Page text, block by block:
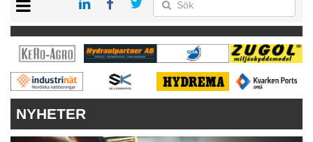
KONTAKT
VÅRA ANDRA MAGASIN
PRENUMERERA
ANNONSERA
NYHETER